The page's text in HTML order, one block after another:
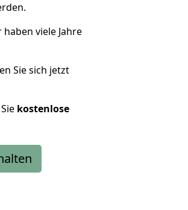
viele Jahre
Sie sich jetzt
kostenlose